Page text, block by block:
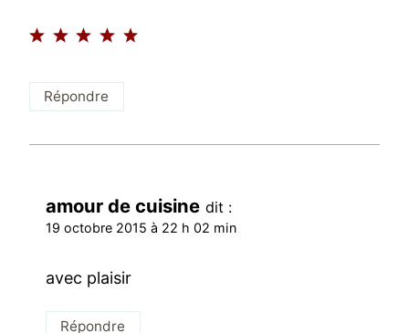
Répondre
amour de cuisine dit :
19 octobre 2015 à 22 h 02 min
avec plaisir
Répondre